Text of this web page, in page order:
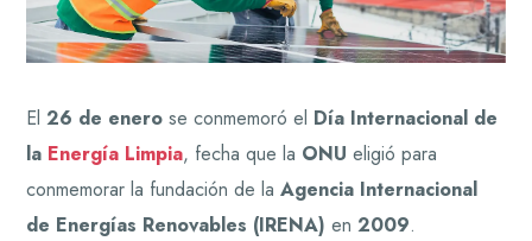
El26 de enero se conmemoró el Día Internacional de
la Energía Limpia, fecha que la ONU eligió para
conmemorar la fundación de laAgencia Internacional
de Energías Renovables (IRENA) en2009.